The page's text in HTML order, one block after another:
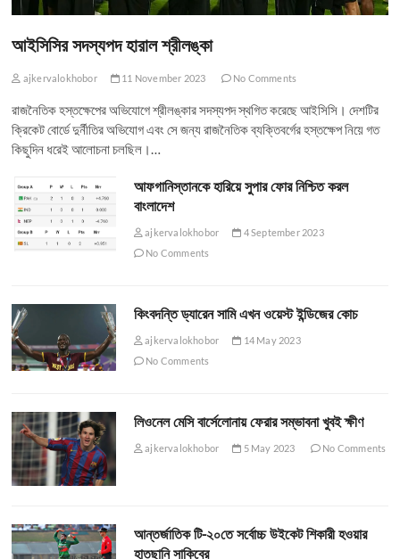
আইসিসির সদস্যপদ হারাল শ্রীলঙ্কা
ajkervalokhobor 11 November 2023 No Comments
রাজনৈতিক হস্তক্ষেপের অভিযোগে শ্রীলঙ্কার সদস্যপদ স্থগিত করেছে আইসিসি। দেশটির
ক্রিকেট বোর্ডে দুর্নীতির অভিযোগ এবং সে জন্য রাজনৈতিক ব্যক্তিবর্গের হস্তক্ষেপ নিয়ে গত
কিছুদিন ধরেই আলোচনা চলছিল।…
আফগানিস্তানকে হারিয়ে সুপার ফোর নিশ্চিত করল
বাংলাদেশ
ajkervalokhobor
4 September 2023
No Comments
কিংবদন্তি ড্যারেন সামি এখন ওয়েস্ট ইন্ডিজের কোচ
ajkervalokhobor
14 May 2023
No Comments
লিওনেল মেসি বার্সেলোনায় ফেরার সম্ভাবনা খুবই ক্ষীণ
ajkervalokhobor 5 May 2023 No Comments
আন্তর্জাতিক টি-২০তে সর্বোচ্চ উইকেট শিকারী হওয়ার
হাতছানি সাকিবের